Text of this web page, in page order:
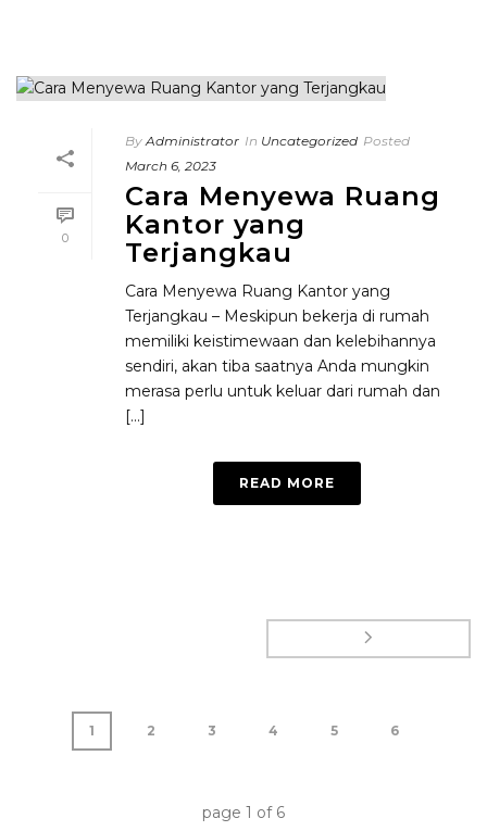
0
By Administrator In Uncategorized Posted
March 6, 2023
Cara Menyewa Ruang
Kantor yang
Terjangkau
Cara Menyewa Ruang Kantor yang
Terjangkau – Meskipun bekerja di rumah
memiliki keistimewaan dan kelebihannya
sendiri, akan tiba saatnya Anda mungkin
merasa perlu untuk keluar dari rumah dan
[...]
READ MORE
1 2 3 4 5 6
page 1 of 6